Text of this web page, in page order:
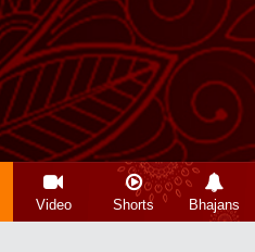
Video Shorts Bhajans